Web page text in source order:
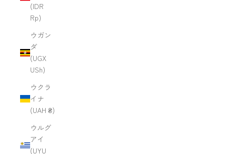
(IDR
Rp)
ウガン
ダ
(UGX
USh)
ウクラ
イナ
(UAH ₴)
ウルグ
アイ
(UYU